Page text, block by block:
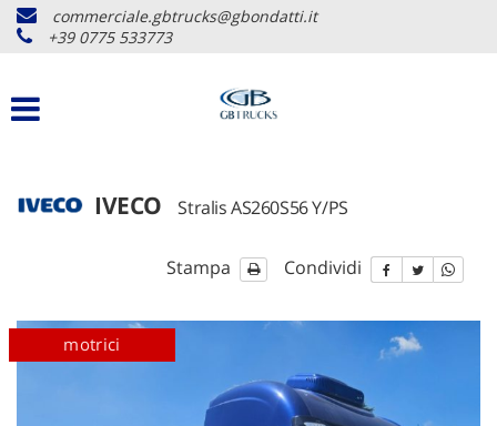
commerciale.gbtrucks@gbondatti.it
+39 0775 533773
IVECO Stralis AS260S56 Y/PS
Stampa Condividi
disponibile